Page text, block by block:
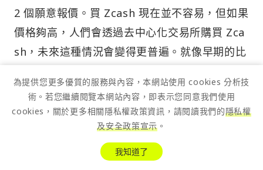
2 個願意報價。買 Zcash 現在並不容易，但如果
價格夠高，人們會透過去中心化交易所購買 Zca
sh，未來這種情況會變得更普遍。就像早期的比
資者願意冒險，賺取巨額回報。隱私幣交易的非
對稱性給了投資者巨大的機會，雖然風險也很
為提供您更多優質的服務與內容，本網站使用 cookies 分析技
術。若您繼續閱覽本網站內容，即表示您同意我們使用
cookies，關於更多相關隱私權政策資訊，請閱讀我們的隱私權
及安全政策宣示 。
我知道了